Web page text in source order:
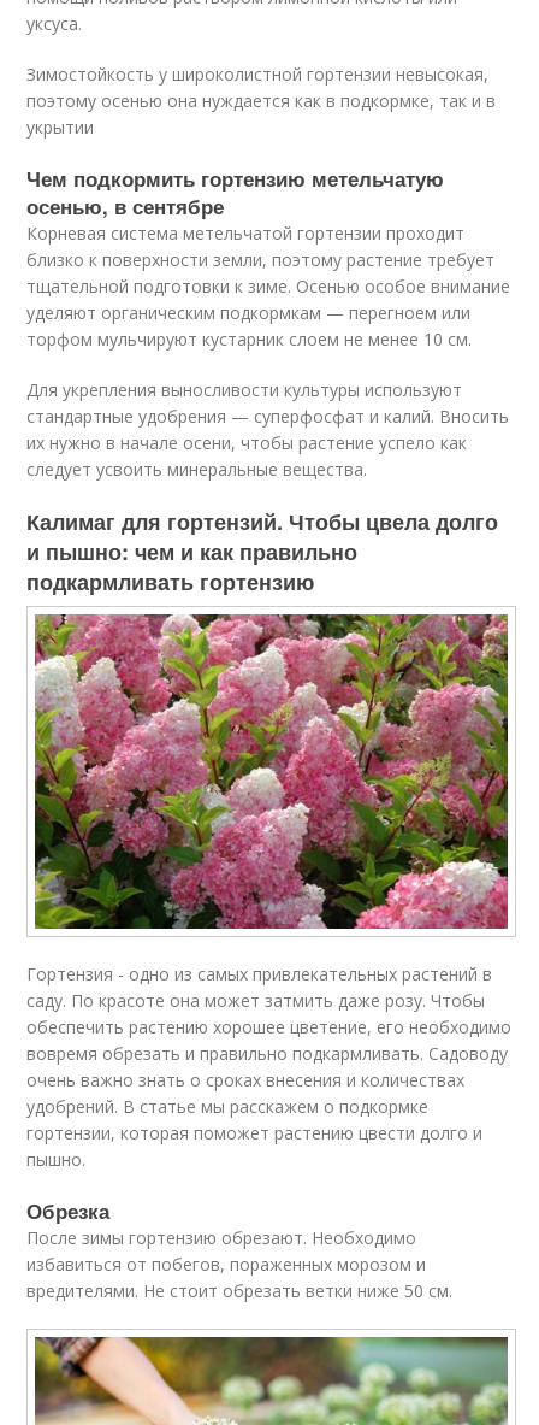
уксуса.
Зимостойкость у широколистной гортензии невысокая,
поэтому осенью она нуждается как в подкормке, так и в
укрытии
Чем подкормить гортензию метельчатую
осенью, в сентябре
Корневая система метельчатой гортензии проходит
близко к поверхности земли, поэтому растение требует
тщательной подготовки к зиме. Осенью особое внимание
уделяют органическим подкормкам — перегноем или
торфом мульчируют кустарник слоем не менее 10 см.
Для укрепления выносливости культуры используют
стандартные удобрения — суперфосфат и калий. Вносить
их нужно в начале осени, чтобы растение успело как
следует усвоить минеральные вещества.
Калимаг для гортензий. Чтобы цвела долго
и пышно: чем и как правильно
подкармливать гортензию
Гортензия - одно из самых привлекательных растений в
саду. По красоте она может затмить даже розу. Чтобы
обеспечить растению хорошее цветение, его необходимо
вовремя обрезать и правильно подкармливать. Садоводу
очень важно знать о сроках внесения и количествах
удобрений. В статье мы расскажем о подкормке
гортензии, которая поможет растению цвести долго и
пышно.
Обрезка
После зимы гортензию обрезают. Необходимо
избавиться от побегов, пораженных морозом и
вредителями. Не стоит обрезать ветки ниже 50 см.